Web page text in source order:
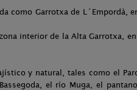
como Garrotxa de L´Empordà,
interior de la Alta Garrotxa,
y natural, tales como el
el río Muga, el